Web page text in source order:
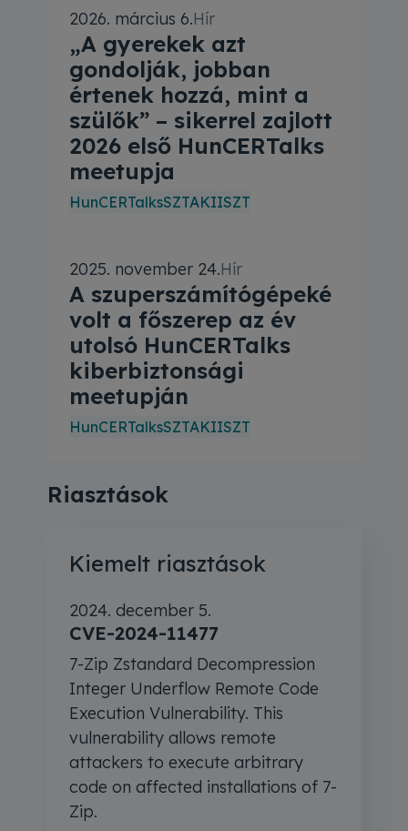
2026. március 6.Hír
„A gyerekek azt
gondolják, jobban
értenek hozzá, mint a
szülők” – sikerrel zajlott
2026 első HunCERTalks
meetupja
HunCERTalksSZTAKIISZT
2025. november 24.Hír
A szuperszámítógépeké
volt a főszerep az év
utolsó HunCERTalks
kiberbiztonsági
meetupján
HunCERTalksSZTAKIISZT
Riasztások
Kiemelt riasztások
2024. december 5.
CVE-2024-11477
7-Zip Zstandard Decompression
Integer Underflow Remote Code
Execution Vulnerability. This
vulnerability allows remote
attackers to execute arbitrary
code on affected installations of 7-
Zip.